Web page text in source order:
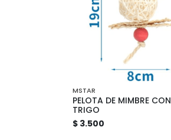
MSTAR
PELOTA DE MIMBRE CON
TRIGO
$ 3.500